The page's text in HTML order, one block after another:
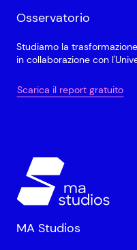
Osservatorio
Studiamo la
in collaborazione con
Scarica il report gratuito
MA Studios